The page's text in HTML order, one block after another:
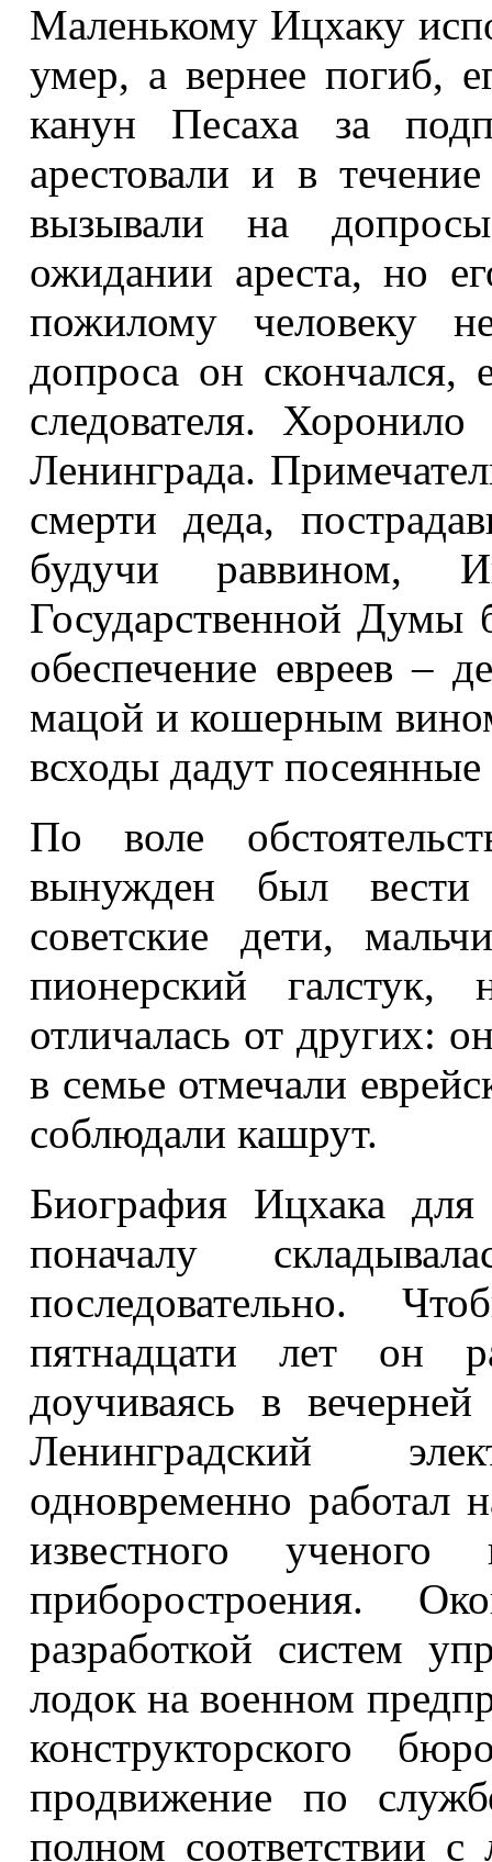
Маленькому Ицхаку
умер, а вернее погиб,
канун Песаха за
арестовали и в
вызывали на
ожидании ареста, но
пожилому человеку
допроса он скончался,
следователя. Хоронило
Ленинграда.
смерти деда,
будучи раввином,
Государственной Думы
обеспечение евреев –
мацой и кошерным
всходы дадут
По воле
вынужден был
советские дети,
пионерский
отличалась от других:
в семье отмечали
соблюдали кашрут.
Биография Ицхака
поначалу
последовательно.
пятнадцати лет он
доучиваясь в
Ленинградский
одновременно работал
известного
приборостроения.
разработкой систем
лодок на военном
конструкторского
продвижение по
полном соответствии